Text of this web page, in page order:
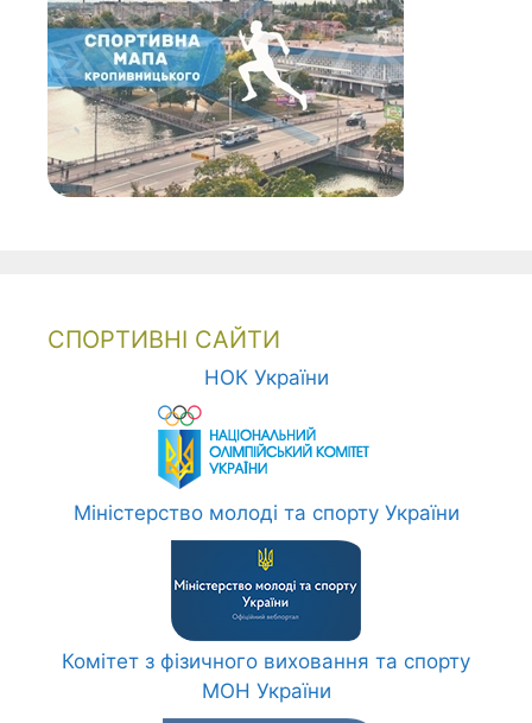
СПОРТИВНІ САЙТИ
НОК України
Міністерство молоді та спорту України
Комітет з фізичного виховання та спорту
МОН України